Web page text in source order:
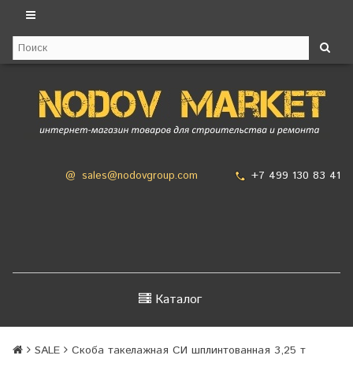
@ sales@nodovgroup.com +7 499 130 83 41
Каталог
SALE Скоба такелажная СИ шплинтованная 3,25 т